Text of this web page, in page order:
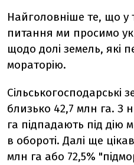
Найголовніше те, що у
питання ми просимо
щодо долі земель, які
мораторію.
Сільськогосподарські
близько 42,7 млн га. З
га підпадають під дію
в обороті. Далі ще
млн га або 72,5%